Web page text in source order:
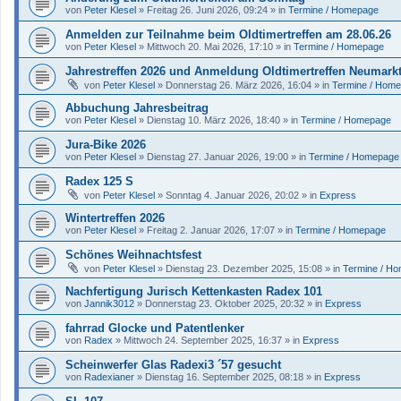
von Peter Klesel » Freitag 26. Juni 2026, 09:24 » in Termine / Homepage
Anmelden zur Teilnahme beim Oldtimertreffen am 28.06.26
von Peter Klesel » Mittwoch 20. Mai 2026, 17:10 » in Termine / Homepage
Jahrestreffen 2026 und Anmeldung Oldtimertreffen Neumarkt
von Peter Klesel » Donnerstag 26. März 2026, 16:04 » in Termine /
Abbuchung Jahresbeitrag
von Peter Klesel » Dienstag 10. März 2026, 18:40 » in Termine / Homepage
Jura-Bike 2026
von Peter Klesel » Dienstag 27. Januar 2026, 19:00 » in Termine / Homepage
Radex 125 S
von Peter Klesel » Sonntag 4. Januar 2026, 20:02 » in Express
Wintertreffen 2026
von Peter Klesel » Freitag 2. Januar 2026, 17:07 » in Termine / Homepage
Schönes Weihnachtsfest
von Peter Klesel » Dienstag 23. Dezember 2025, 15:08 » in Termine /
Nachfertigung Jurisch Kettenkasten Radex 101
von Jannik3012 » Donnerstag 23. Oktober 2025, 20:32 » in Express
fahrrad Glocke und Patentlenker
von Radex » Mittwoch 24. September 2025, 16:37 » in Express
Scheinwerfer Glas Radexi3 ´57 gesucht
von Radexianer » Dienstag 16. September 2025, 08:18 » in Express